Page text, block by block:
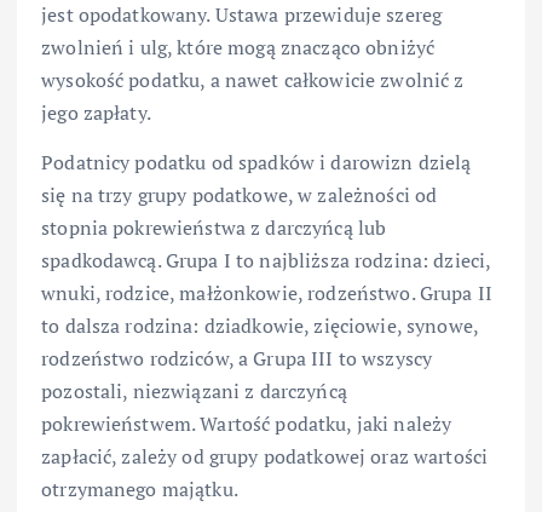
jest opodatkowany. Ustawa przewiduje szereg
zwolnień i ulg, które mogą znacząco obniżyć
wysokość podatku, a nawet całkowicie zwolnić z
jego zapłaty.
Podatnicy podatku od spadków i darowizn dzielą
się na trzy grupy podatkowe, w zależności od
stopnia pokrewieństwa z darczyńcą lub
spadkodawcą. Grupa I to najbliższa rodzina: dzieci,
wnuki, rodzice, małżonkowie, rodzeństwo. Grupa II
to dalsza rodzina: dziadkowie, zięciowie, synowe,
rodzeństwo rodziców, a Grupa III to wszyscy
pozostali, niezwiązani z darczyńcą
pokrewieństwem. Wartość podatku, jaki należy
zapłacić, zależy od grupy podatkowej oraz wartości
otrzymanego majątku.